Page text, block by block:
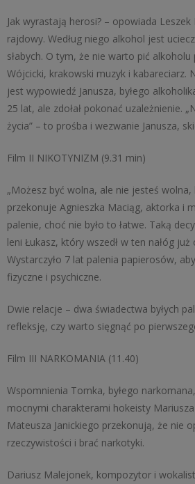
Jak wyrastają herosi? – opowiada
rajdowy. Według niego alkohol jest
słabych. O tym, że nie warto pić alkoholu
Wójcicki, krakowski muzyk i kabareciarz.
jest wypowiedź Janusza, byłego
25 lat, ale zdołał pokonać uzależnienie.
życia” – to prośba i wezwanie Janusza,
Film II NIKOTYNIZM (9.31 min)
„Możesz być wolna, ale nie jesteś wolna,
przekonuje Agnieszka Maciąg, aktorka i
palenie, choć nie było to łatwe. Taką
leni Łukasz, który wszedł w ten nałóg już
Wystarczyło 7 lat palenia papierosów,
fizyczne i psychiczne.
Dwie relacje – dwa świadectwa byłych
refleksję, czy warto sięgnąć po
Film III NARKOMANIA (11.40)
Wspomnienia Tomka, byłego
mocnymi charakterami hokeisty
Mateusza Janickiego przekonują, że nie
rzeczywistości i brać narkotyki.
Dariusz Malejonek, kompozytor i